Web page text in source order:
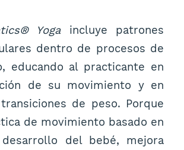
Yogaincluye patrones
dentro de procesos de
educando al practicante en
de su movimiento y en
de peso. Porque
de movimiento basado en
del bebé, mejora